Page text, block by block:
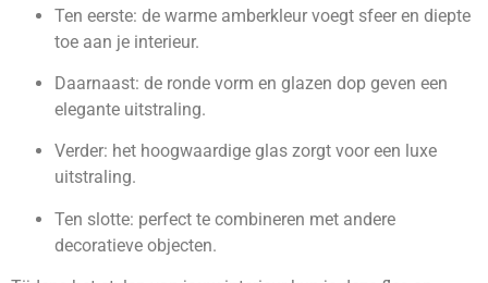
Ten eerste: de warme amberkleur voegt sfeer en diepte
toe aan je interieur.
Daarnaast: de ronde vorm en glazen dop geven een
elegante uitstraling.
Verder: het hoogwaardige glas zorgt voor een luxe
uitstraling.
Ten slotte: perfect te combineren met andere
decoratieve objecten.